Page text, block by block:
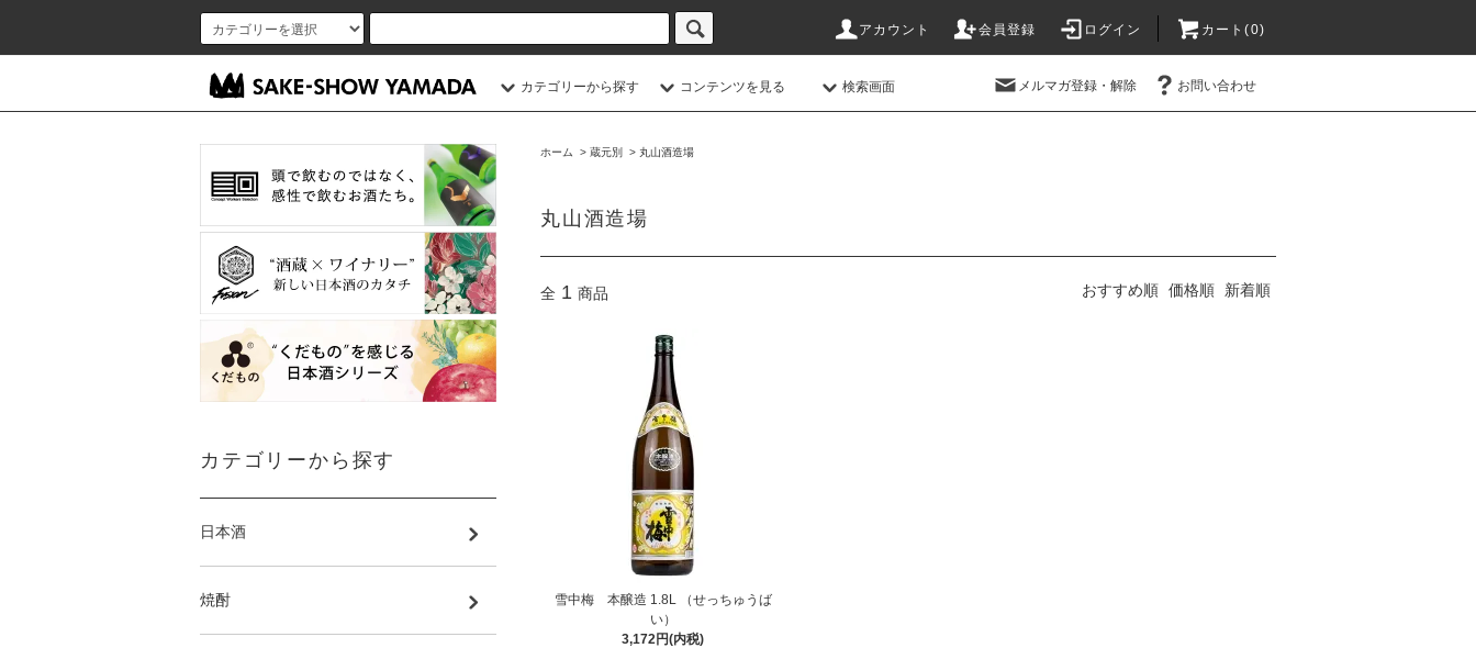
アカウント 会員登録 ログイン カート(0)
カテゴリーから探す コンテンツを見る 検索画面 メルマガ登録・解除 お問い合わせ
ホーム > 蔵元別 > 丸山酒造場
丸山酒造場
全 1 商品 おすすめ順 価格順 新着順
雪中梅 本醸造 1.8L （せっちゅうば
い）
3,172円(内税)
カテゴリーから探す
日本酒
焼酎